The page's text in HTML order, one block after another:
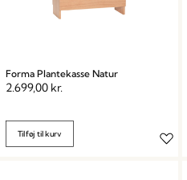
Forma Plantekasse Natur
2.699,00 kr.
Tilføj til kurv